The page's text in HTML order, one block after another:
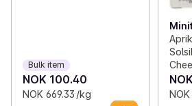
Bulk item
NOK 100.40
NOK 669.33 /kg